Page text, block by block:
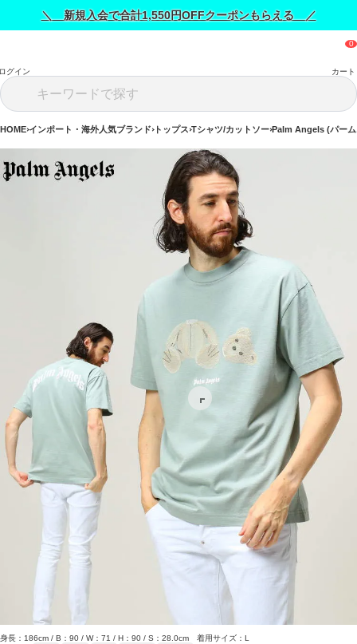
＼ 新規入会で合計1,550円OFFクーポンもらえる ／
グイン カート
HOME インポート・海外人気ブランド トップス Tシャツ/カットソー Palm Angels (パー
身長：186cm / B：90 / W：71 / H：90 / S：28.0cm 着用サイズ：L